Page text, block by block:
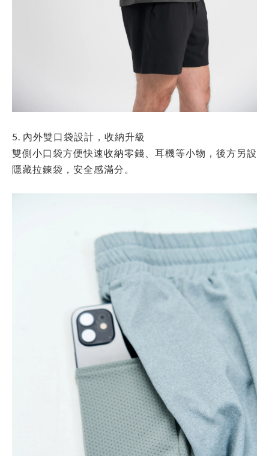
5. 內外雙口袋設計，收納升級
雙側小口袋方便快速收納零錢、耳機等小物，後方另設
隱藏拉鍊袋，安全感滿分。